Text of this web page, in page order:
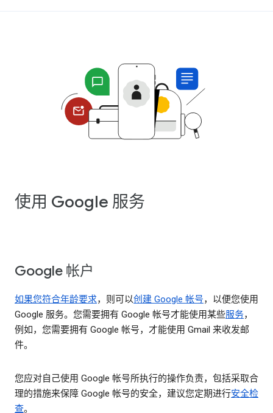
使用 Google 服务
Google 帐户
如果您符合年龄要求，则可以创建 Google 帐号，以便您使用
Google 服务。您需要拥有 Google 帐号才能使用某些服务，
例如，您需要拥有 Google 帐号，才能使用 Gmail 来收发邮
件。
您应对自己使用 Google 帐号所执行的操作负责，包括采取合
理的措施来保障 Google 帐号的安全，建议您定期进行安全检
查。